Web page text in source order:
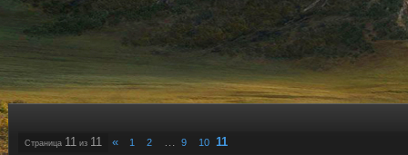
Страница 11 из 11 « 1 2 … 9 10 11